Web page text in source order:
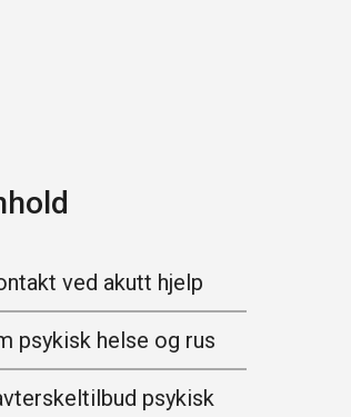
ved akutt hjelp
psykisk helse og rus
psykisk